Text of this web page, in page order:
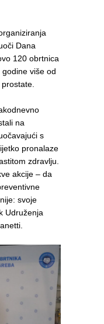
Dana
120 obrtnica
više od
na
s
pronalaze
zdravlju.
akcije – da
svoje
Udruženja